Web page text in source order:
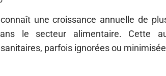
une croissance annuelle de
le secteur alimentaire. Cette
parfois ignorées ou